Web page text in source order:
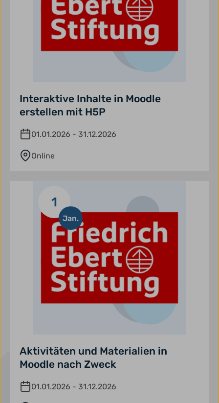
Interaktive Inhalte in Moodle
erstellen mit H5P
01.01.2026 - 31.12.2026
Online
1
Jan.
Aktivitäten und Materialien in
Moodle nach Zweck
01.01.2026 - 31.12.2026